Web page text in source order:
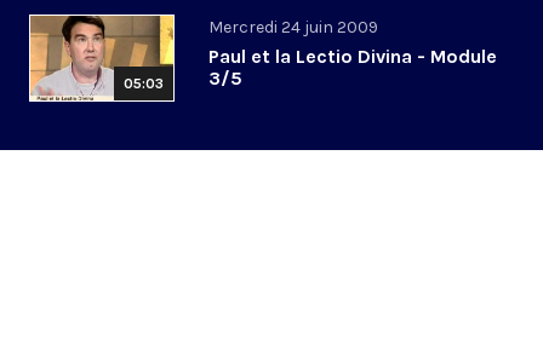
05:03
Mercredi 24 juin 2009
Paul et la Lectio Divina - Module
3/5